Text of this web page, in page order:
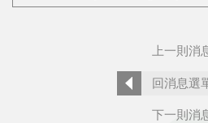
上一則消
回消息選
下一則消